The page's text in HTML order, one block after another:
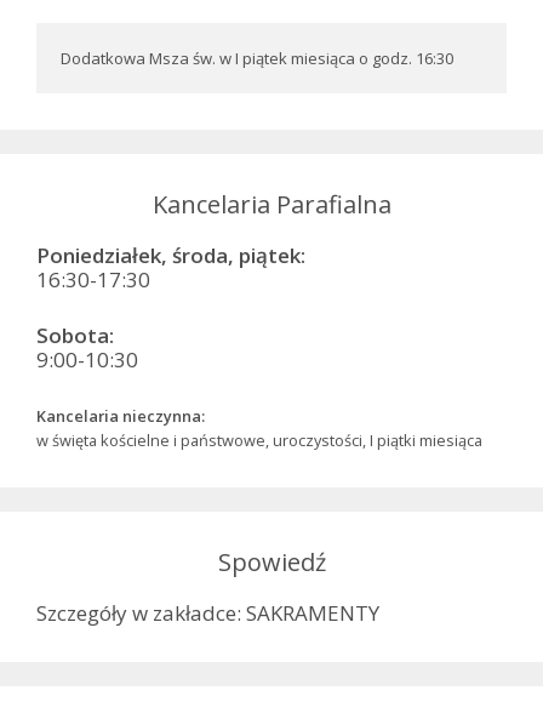
Dodatkowa Msza św. w I piątek miesiąca o godz. 16:30
Kancelaria Parafialna
Poniedziałek, środa, piątek:
16:30-17:30
Sobota:
9:00-10:30
Kancelaria nieczynna:
w święta kościelne i państwowe, uroczystości, I piątki miesiąca
Spowiedź
Szczegóły w zakładce: SAKRAMENTY